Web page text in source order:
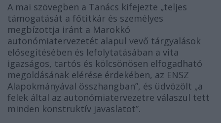
A mai szövegben a Tanács kifejezte „teljes
támogatását a főtitkár és személyes
megbízottja iránt a Marokkó
autonómiatervezetét alapul vevő tárgyalások
elősegítésében és lefolytatásában a vita
igazságos, tartós és kölcsönösen elfogadható
megoldásának elérése érdekében, az ENSZ
Alapokmányával összhangban”, és üdvözölt „a
felek által az autonómiatervezetre válaszul tett
minden konstruktív javaslatot”.